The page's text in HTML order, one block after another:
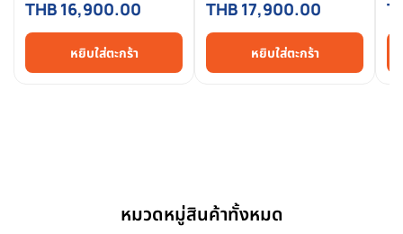
THB 16,900.00
หยิบใส่ตะกร้า
THB 17,900.00
หยิบใส่ตะกร้า
หมวดหมู่สินค้าทั้งหมด